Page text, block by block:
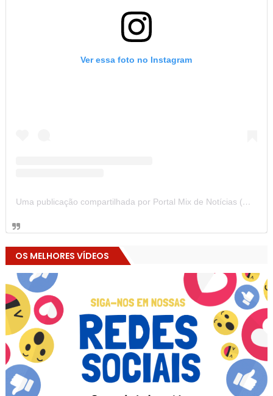
Ver essa foto no Instagram
Uma publicação compartilhada por Portal Mix de Notícias (@portalmixdenoticias)
OS MELHORES VÍDEOS